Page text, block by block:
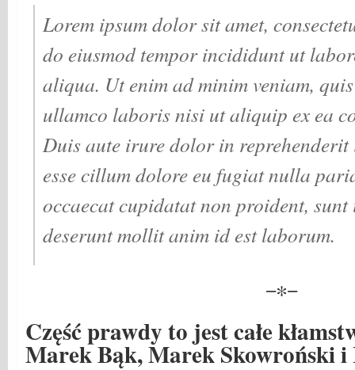
Lorem ipsum dolor sit amet,
do eiusmod tempor incididunt ut
aliqua. Ut enim ad minim veniam,
ullamco laboris nisi ut aliquip ex ea
Duis aute irure dolor in
esse cillum dolore eu fugiat nulla
occaecat cupidatat non proident,
deserunt mollit anim id est laborum.
−∗−
Część prawdy to jest całe
Marek Bąk, Marek Skowroński i